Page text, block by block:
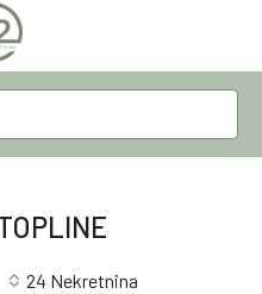
24 Nekretnina